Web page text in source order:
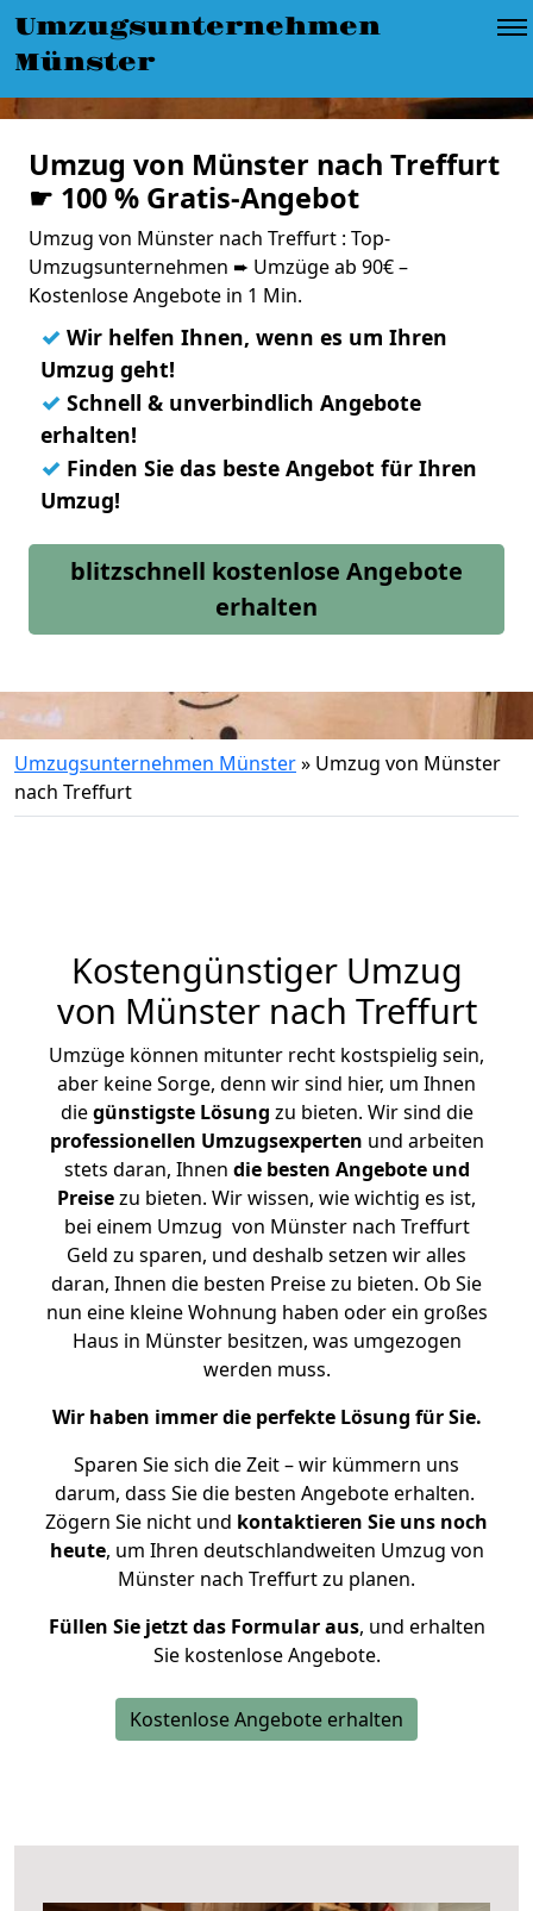
Umzugsunternehmen
Münster
Umzug von Münster nach Treffurt
☛ 100 % Gratis-Angebot
Umzug von Münster nach Treffurt : Top-
Umzugsunternehmen ➨ Umzüge ab 90€ –
Kostenlose Angebote in 1 Min.
✓ Wir helfen Ihnen, wenn es um Ihren
Umzug geht!
✓ Schnell & unverbindlich Angebote
erhalten!
✓ Finden Sie das beste Angebot für Ihren
Umzug!
blitzschnell kostenlose Angebote
erhalten
Umzugsunternehmen Münster» Umzug von Münster
nach Treffurt
Kostengünstiger Umzug
von Münster nach Treffurt
Umzüge können mitunter recht kostspielig sein,
aber keine Sorge, denn wir sind hier, um Ihnen
diegünstigste Lösung zu bieten. Wir sind die
professionellen Umzugsexperten und arbeiten
stets daran, Ihnen die besten Angebote und
Preisezu bieten. Wir wissen, wie wichtig es ist,
bei einem Umzug von Münster nach Treffurt
Geld zu sparen, und deshalb setzen wir alles
daran, Ihnen die besten Preise zu bieten. Ob Sie
nun eine kleine Wohnung haben oder ein großes
Haus in Münster besitzen, was umgezogen
werden muss.
Wir haben immer die perfekte Lösung für Sie.
Sparen Sie sich die Zeit – wir kümmern uns
darum, dass Sie die besten Angebote erhalten.
Zögern Sie nicht und kontaktieren Sie uns noch
heute, um Ihren deutschlandweiten Umzug von
Münster nach Treffurt zu planen.
Füllen Sie jetzt das Formular aus, und erhalten
Sie kostenlose Angebote.
Kostenlose Angebote erhalten